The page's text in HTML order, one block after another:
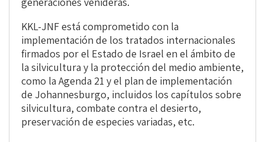
KKL-JNF está comprometido con la
implementación de los tratados internacionales
firmados por el Estado de Israel en el ámbito de
la silvicultura y la protección del medio ambiente,
como la Agenda 21 y el plan de implementación
de Johannesburgo, incluidos los capítulos sobre
silvicultura, combate contra el desierto,
preservación de especies variadas, etc.